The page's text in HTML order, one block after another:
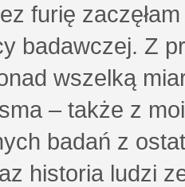
furię
badawczej. Z
wszelką
– także z
badań z
historia ludzi